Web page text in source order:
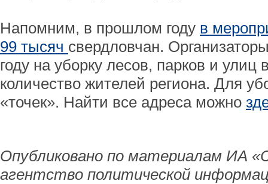
Напомним, в прошлом году в
99 тысяч свердловчан.
году на уборку лесов, парков и
количество жителей региона. Для
«точек». Найти все адреса можно
Опубликовано по материалам ИА
агентство политической